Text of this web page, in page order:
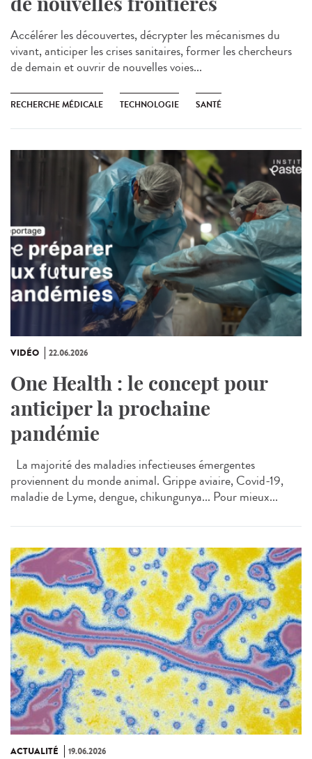
Accélérer les découvertes, décrypter les mécanismes du
vivant, anticiper les crises sanitaires, former les chercheurs
de demain et ouvrir de nouvelles voies...
RECHERCHE MÉDICALE TECHNOLOGIE SANTÉ
VIDÉO 22.06.2026
One Health : le concept pour
anticiper la prochaine
pandémie
La majorité des maladies infectieuses émergentes
proviennent du monde animal. Grippe aviaire, Covid-19,
maladie de Lyme, dengue, chikungunya... Pour mieux...
ACTUALITÉ 19.06.2026